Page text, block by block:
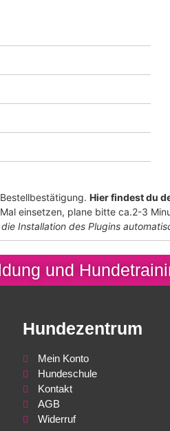
Hier findest du
einsetzen, plane bitte ca.2-3
Installation des Plugins
und
Hundezentrum
Mein Konto
Hundeschule
Kontakt
AGB
Widerruf